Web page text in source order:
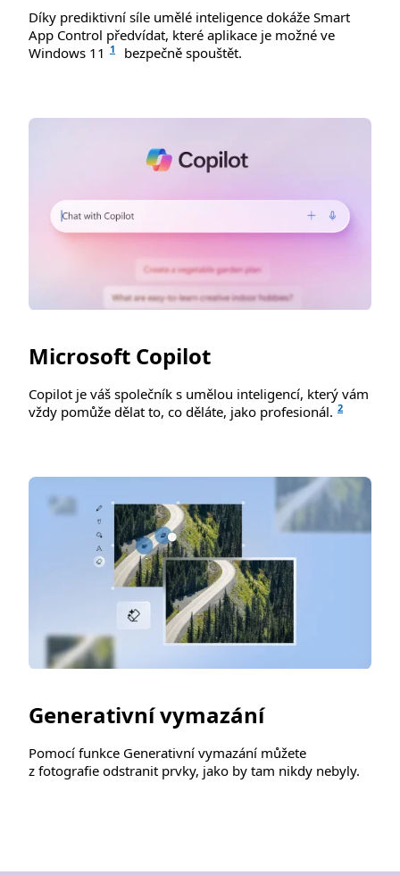
Díky prediktivní síle umělé inteligence dokáže Smart
App Control předvídat, které aplikace je možné ve
Windows 11 1 bezpečně spouštět.
Microsoft Copilot
Copilot je váš společník s umělou inteligencí, který vám
vždy pomůže dělat to, co děláte, jako profesionál. 2
Generativní vymazání
Pomocí funkce Generativní vymazání můžete
z fotografie odstranit prvky, jako by tam nikdy nebyly.